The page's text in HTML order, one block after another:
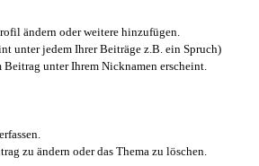
ändern oder weitere hinzufügen.
unter jedem Ihrer Beiträge z.B. ein Spruch)
unter Ihrem Nicknamen erscheint.
zu ändern oder das Thema zu löschen.